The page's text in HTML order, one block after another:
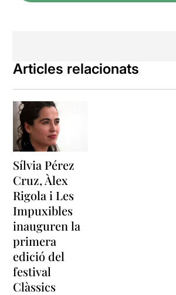
Articles relacionats
Sílvia Pérez
Cruz, Àlex
Rigola i Les
Impuxibles
inauguren la
primera
edició del
festival
Clàssics